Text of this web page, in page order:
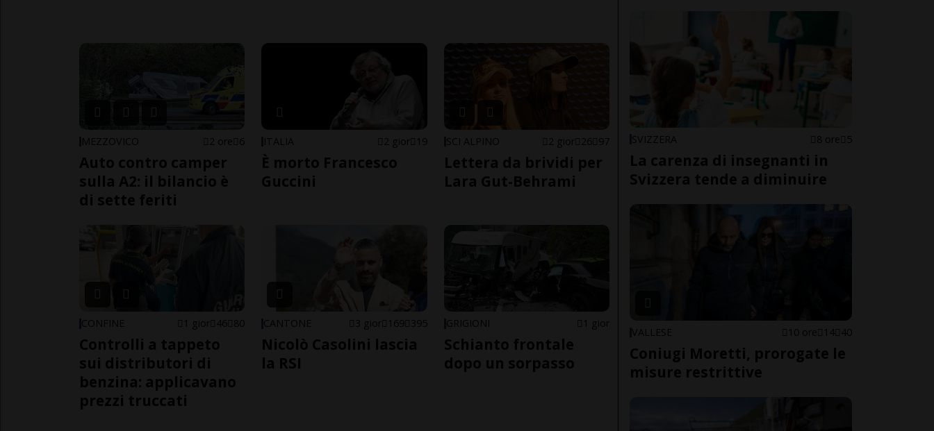
MEZZOVICO 2 ore 6
Auto contro camper
sulla A2: il bilancio è
di sette feriti
ITALIA 2 gior 19
È morto Francesco
Guccini
SCI ALPINO 2 gior 26 97
Lettera da brividi per
Lara Gut-Behrami
CONFINE 1 gior 46 80
Controlli a tappeto
sui distributori di
benzina: applicavano
prezzi truccati
CANTONE 3 gior 169 395
Nicolò Casolini lascia
la RSI
GRIGIONI 1 gior
Schianto frontale
dopo un sorpasso
SVIZZERA 8 ore 5
La carenza di insegnanti in
Svizzera tende a diminuire
VALLESE 10 ore 14 40
Coniugi Moretti, prorogate le
misure restrittive